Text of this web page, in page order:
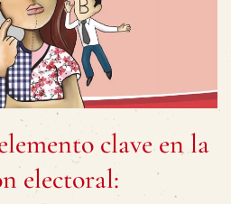
clave en la
electoral: